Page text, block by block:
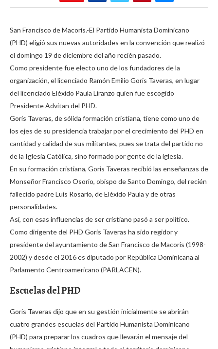
San Francisco de Macorís.-El Partido Humanista Dominicano
(PHD) eligió sus nuevas autoridades en la convención que realizó
el domingo 19 de diciembre del año recién pasado.
Como presidente fue electo uno de los fundadores de la
organización, el licenciado Ramón Emilio Goris Taveras, en lugar
del licenciado Eléxido Paula Liranzo quien fue escogido
Presidente Advitan del PHD.
Goris Taveras, de sólida formación cristiana, tiene como uno de
los ejes de su presidencia trabajar por el crecimiento del PHD en
cantidad y calidad de sus militantes, pues se trata del partido no
de la Iglesia Católica, sino formado por gente de la iglesia.
En su formación cristiana, Goris Taveras recibió las enseñanzas de
Monseñor Francisco Osorio, obispo de Santo Domingo, del recién
fallecido padre Luis Rosario, de Eléxido Paula y de otras
personalidades.
Así, con esas influencias de ser cristiano pasó a ser político.
Como dirigente del PHD Goris Taveras ha sido regidor y
presidente del ayuntamiento de San Francisco de Macorís (1998-
2002) y desde el 2016 es diputado por República Dominicana al
Parlamento Centroamericano (PARLACEN).
Escuelas del PHD
Goris Taveras dijo que en su gestión inicialmente se abrirán
cuatro grandes escuelas del Partido Humanista Dominicano
(PHD) para preparar los cuadros que llevarán el mensaje del